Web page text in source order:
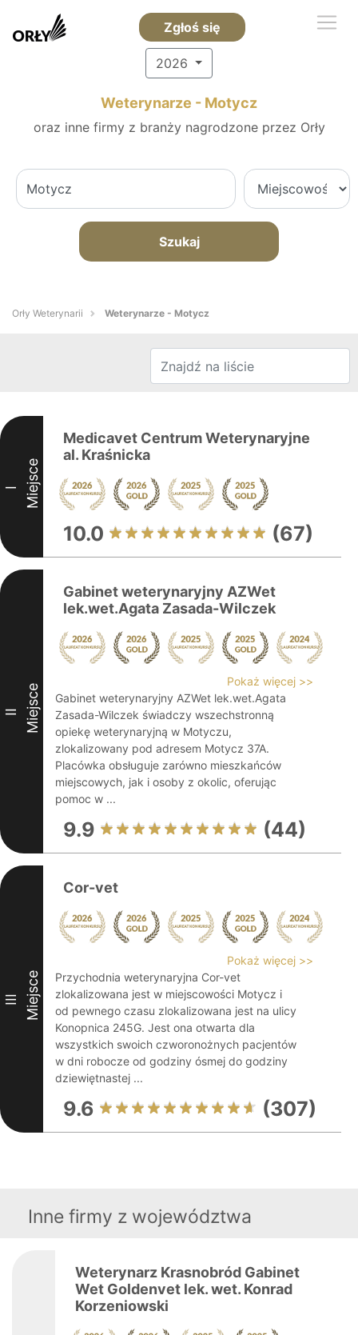
Zgłoś się
2026
Weterynarze - Motycz
oraz inne firmy z branży nagrodzone przez Orły
Szukaj
Orły Weterynarii Weterynarze - Motycz
I Miejsce
Medicavet Centrum Weterynaryjne
al. Kraśnicka
10.0 (67)
II Miejsce
Gabinet weterynaryjny AZWet
lek.wet.Agata Zasada-Wilczek
Pokaż więcej >>
Gabinet weterynaryjny AZWet lek.wet.Agata
Zasada-Wilczek świadczy wszechstronną
opiekę weterynaryjną w Motyczu,
zlokalizowany pod adresem Motycz 37A.
Placówka obsługuje zarówno mieszkańców
miejscowych, jak i osoby z okolic, oferując
pomoc w ...
9.9 (44)
III Miejsce
Cor-vet
Pokaż więcej >>
Przychodnia weterynaryjna Cor-vet
zlokalizowana jest w miejscowości Motycz i
od pewnego czasu zlokalizowana jest na ulicy
Konopnica 245G. Jest ona otwarta dla
wszystkich swoich czworonożnych pacjentów
w dni robocze od godziny ósmej do godziny
dziewiętnastej ...
9.6 (307)
Inne firmy z województwa
Weterynarz Krasnobród Gabinet
Wet Goldenvet lek. wet. Konrad
Korzeniowski